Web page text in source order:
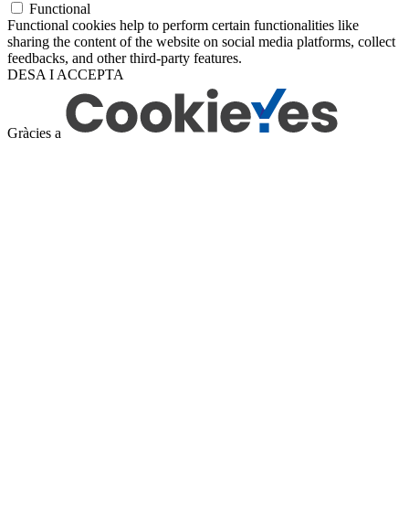
Functional
Functional cookies help to perform certain functionalities like
sharing the content of the website on social media platforms, collect
feedbacks, and other third-party features.
DESA I ACCEPTA
Gràcies a